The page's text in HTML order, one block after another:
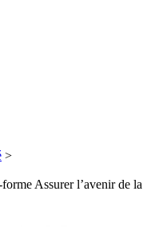
>
Assurer l’avenir de la